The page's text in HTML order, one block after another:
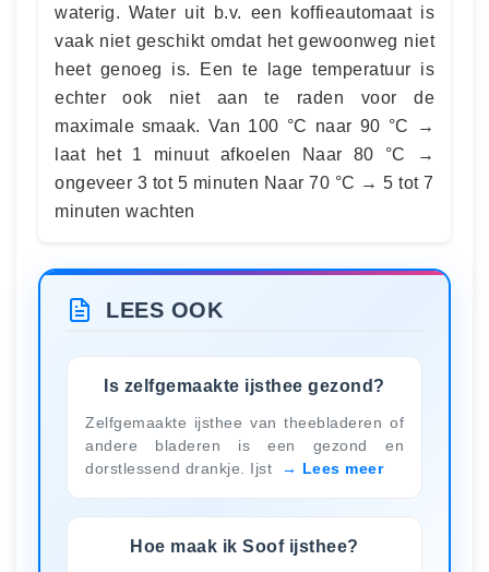
waterig. Water uit b.v. een koffieautomaat is
vaak niet geschikt omdat het gewoonweg niet
heet genoeg is. Een te lage temperatuur is
echter ook niet aan te raden voor de
maximale smaak. Van 100 °C naar 90 °C →
laat het 1 minuut afkoelen Naar 80 °C →
ongeveer 3 tot 5 minuten Naar 70 °C → 5 tot 7
minuten wachten
LEES OOK
Is zelfgemaakte ijsthee gezond?
Zelfgemaakte ijsthee van theebladeren of
andere bladeren is een gezond en
dorstlessend drankje. Ijst
Lees meer
Hoe maak ik Soof ijsthee?